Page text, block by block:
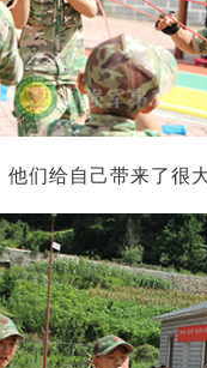
们给自己带来了很